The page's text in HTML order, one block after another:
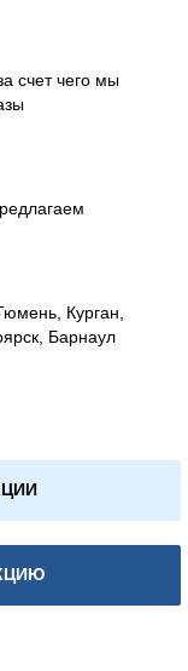
счет чего мы
Курган,
Барнаул